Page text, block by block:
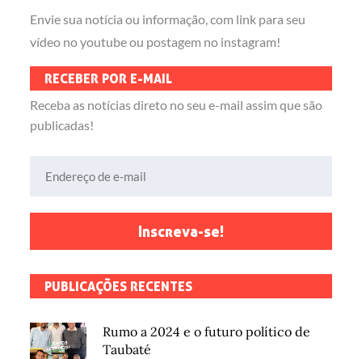
Envie sua notícia ou informação, com link para seu
vídeo no youtube ou postagem no instagram!
RECEBER POR E-MAIL
Receba as notícias direto no seu e-mail assim que são
publicadas!
Inscreva-se!
PUBLICAÇÕES RECENTES
Rumo a 2024 e o futuro político de
Taubaté